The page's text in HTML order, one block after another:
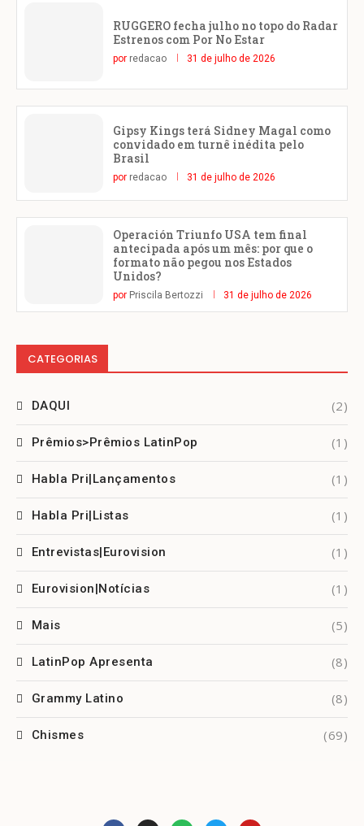
RUGGERO fecha julho no topo do Radar
Estrenos com Por No Estar
por redacao 31 de julho de 2026
Gipsy Kings terá Sidney Magal como
convidado em turnê inédita pelo
Brasil
por redacao 31 de julho de 2026
Operación Triunfo USA tem final
antecipada após um mês: por que o
formato não pegou nos Estados
Unidos?
por Priscila Bertozzi 31 de julho de 2026
CATEGORIAS
DAQUI (2)
Prêmios>Prêmios LatinPop (1)
Habla Pri|Lançamentos (1)
Habla Pri|Listas (1)
Entrevistas|Eurovision (1)
Eurovision|Notícias (1)
Mais (5)
LatinPop Apresenta (8)
Grammy Latino (8)
Chismes (69)